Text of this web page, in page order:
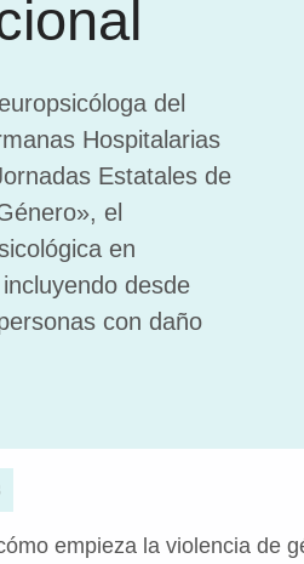
del
Hospitalarias
Estatales de
el
en
desde
con daño
empieza la violencia de